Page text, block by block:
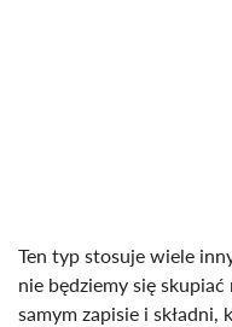
Ten typ stosuje wiele
nie będziemy się skupiać
samym zapisie i